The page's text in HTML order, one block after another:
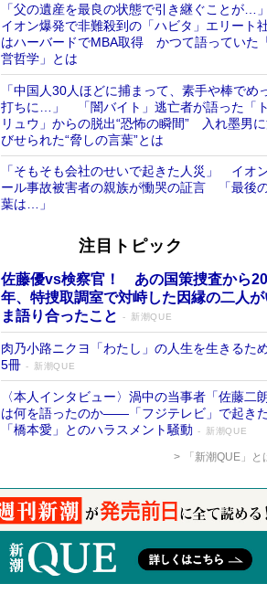
「父の遺産を最良の状態で引き継ぐことが…
イオン爆発で非難殺到の「ハビタ」エリート
はハーバードでMBA取得 かつて語っていた
営哲学」とは
「中国人30人ほどに捕まって、素手や棒でめ
打ちに…」 「闇バイト」逃亡者が語った「
リュウ」からの脱出“恐怖の瞬間” 入れ墨男
びせられた“脅しの言葉”とは
「そもそも会社のせいで起きた人災」 イオ
ール事故被害者の親族が慟哭の証言 「最後
葉は…」
注目トピック
佐藤優vs検察官！ あの国策捜査から20
年、特捜取調室で対峙した因縁の二人が
ま語り合ったこと
新潮QUE
肉乃小路ニクヨ「わたし」の人生を生きるた
5冊
新潮QUE
〈本人インタビュー〉渦中の当事者「佐藤二朗
は何を語ったのか――「フジテレビ」で起き
「橋本愛」とのハラスメント騒動
新潮QUE
「新潮QUE」と